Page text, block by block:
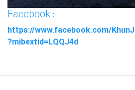
Facebook :
https://www.facebook.com/
?mibextid=LQQJ4d